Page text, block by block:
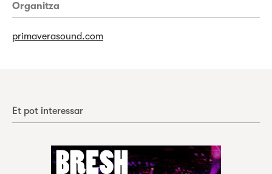
Organitza
primaverasound.com
Et pot interessar